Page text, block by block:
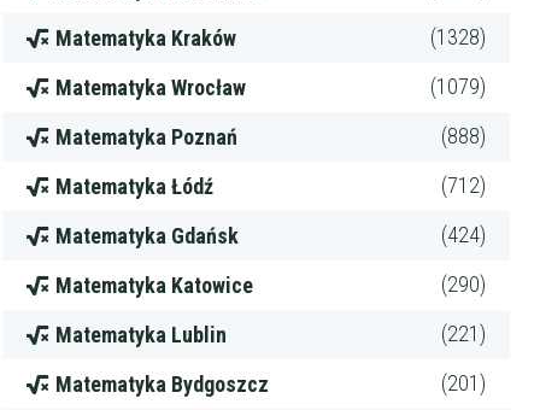
Matematyka Kraków (1328)
Matematyka Wrocław (1079)
Matematyka Poznań (888)
Matematyka Łódź (712)
Matematyka Gdańsk (424)
Matematyka Katowice (290)
Matematyka Lublin (221)
Matematyka Bydgoszcz (201)